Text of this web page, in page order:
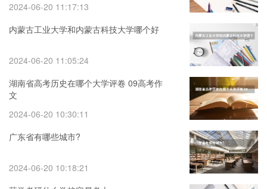
2024-06-20 11:17:13
内蒙古工业大学和内蒙古科技大学哪个好
2024-06-20 11:05:24
湖南省高考历史在哪个大学评卷 09高考作
文
2024-06-20 10:30:11
广东省有哪些城市?
2024-06-20 10:18:21